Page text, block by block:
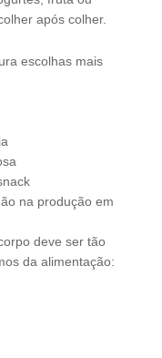
após colher.
escolhas mais
na produção em
deve ser tão
da alimentação: